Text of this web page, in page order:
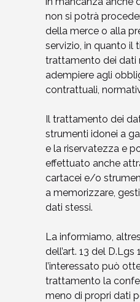
non si potrà
della merce o alla
servizio, in quanto il
trattamento dei dati
adempiere agli
contrattuali,
Il trattamento dei
strumenti idonei a
e la riservatezza e
effettuato anche
cartacei e/o
a memorizzare,
dati stessi.
La informiamo,
dell’art. 13 del
l’interessato può
trattamento la
meno di propri dati